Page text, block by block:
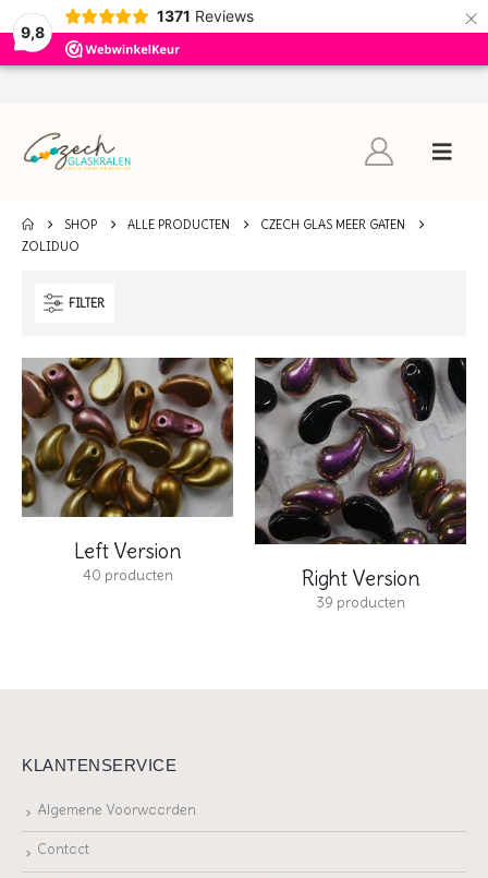
9,8
1371 Reviews ×
SHOP ALLE PRODUCTEN
CZECH GLAS MEER GATEN
ZOLIDUO
FILTER
Left Version
40 producten Right Version
39 producten
KLANTENSERVICE
Algemene Voorwaarden
Contact